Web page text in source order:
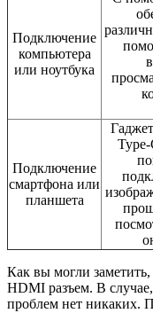
Подключение
компьютера
или ноутбука
Подключение
смартфона или
планшета
Как вы могли заметить,
HDMI разъем. В
проблем нет никаких.